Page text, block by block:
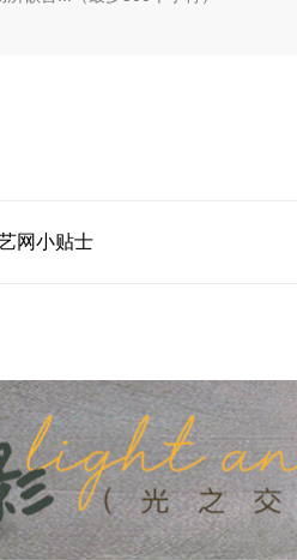
网小贴士